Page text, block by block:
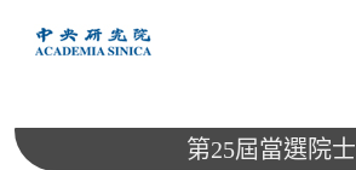
內
第25屆當選院士